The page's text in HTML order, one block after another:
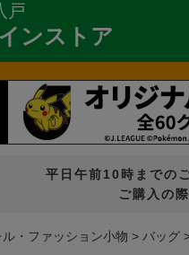
戸
ンストア
平日午前10時までの
ご購入の
ル・ファッション小物 バッグ